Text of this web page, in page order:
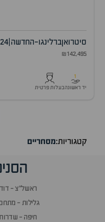
סיטרואןברלינגו-החדשה
₪142,495
1
יד ראשונהבעלות פרטית
קטגוריות:מסחריים
ראשל״צ - דוד סחרוב
גלילות -
חיפה - שדרות